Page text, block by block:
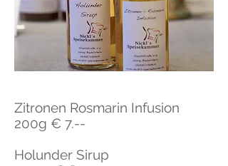
Zitronen Rosmarin Infusion
200g € 7.--
Holunder Sirup